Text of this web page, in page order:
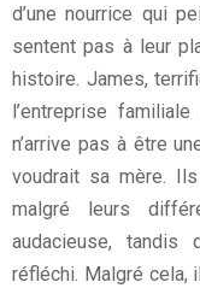
d’une nourrice qui
sentent pas à leur
histoire. James,
l’entreprise
n’arrive pas à être
voudrait sa mère.
malgré leurs
audacieuse,
réfléchi. Malgré cela,